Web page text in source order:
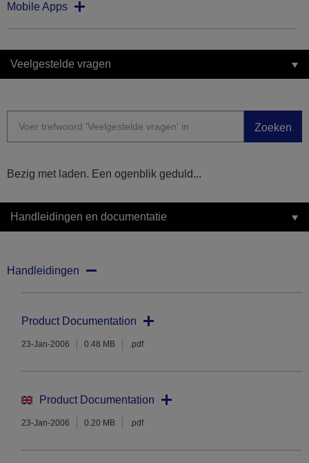
Mobile Apps
Veelgestelde vragen
Zoeken
Bezig met laden. Een ogenblik geduld...
Handleidingen en documentatie
Handleidingen
Product Documentation
23-Jan-2006 0.48 MB .pdf
Product Documentation
23-Jan-2006 0.20 MB .pdf